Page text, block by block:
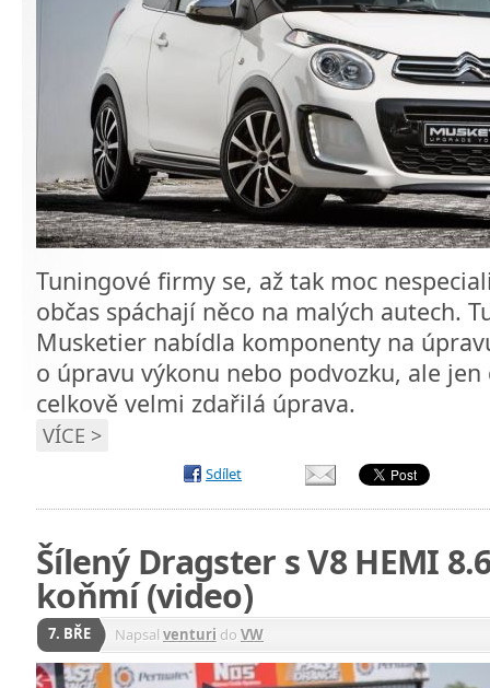
Tuningové firmy se, až tak moc
občas spáchají něco na malých autech.
Musketier nabídla komponenty na
o úpravu výkonu nebo podvozku, ale
celkově velmi zdařilá úprava.
VÍCE >
Sdílet
Šílený Dragster s V8 HEMI
koňmí (video)
7. BŘE Napsal venturi do VW